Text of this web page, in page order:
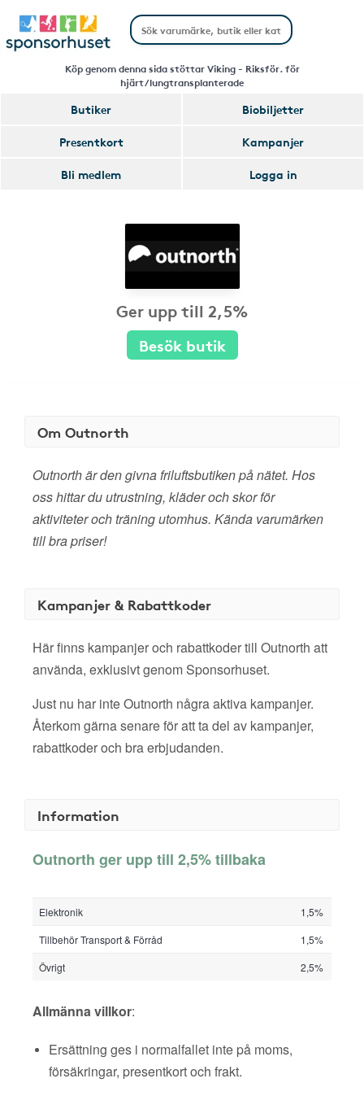
Köp genom denna sida stöttar Viking - Riksför. för
hjärt/lungtransplanterade
Butiker
Biobiljetter
Presentkort
Kampanjer
Bli medlem
Logga in
Ger upp till 2,5%
Besök butik
Om Outnorth
Outnorth är den givna friluftsbutiken på nätet. Hos
oss hittar du utrustning, kläder och skor för
aktiviteter och träning utomhus. Kända varumärken
till bra priser!
Kampanjer & Rabattkoder
Här finns kampanjer och rabattkoder till Outnorth att
använda, exklusivt genom Sponsorhuset.
Just nu har inte Outnorth några aktiva kampanjer.
Återkom gärna senare för att ta del av kampanjer,
rabattkoder och bra erbjudanden.
Information
Outnorth ger upp till 2,5% tillbaka
Elektronik
1,5%
Tillbehör Transport & Förråd
1,5%
Övrigt
2,5%
Allmänna villkor:
Ersättning ges i normalfallet inte på moms,
försäkringar, presentkort och frakt.